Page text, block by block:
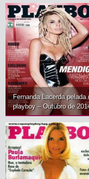
Edição tendoLuiza
e na capa Sydne
em
Fernanda Lacerda pelada
playboy – Outubro de